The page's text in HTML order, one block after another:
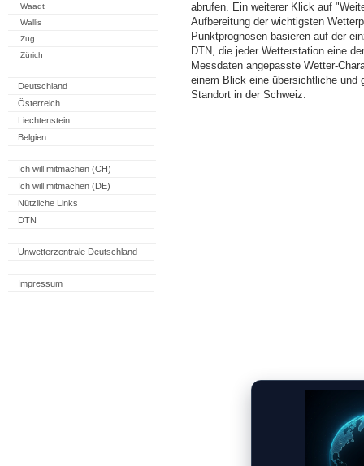
Waadt
Wallis
Zug
Zürich
Deutschland
Österreich
Liechtenstein
Belgien
Ich will mitmachen (CH)
Ich will mitmachen (DE)
Nützliche Links
DTN
Unwetterzentrale Deutschland
Impressum
abrufen. Ein weiterer Klick auf
Aufbereitung der wichtigsten
Punktprognosen basieren auf der
DTN, die jeder Wetterstation eine
Messdaten angepasste Wetter-
einem Blick eine übersichtliche und
Standort in der Schweiz.